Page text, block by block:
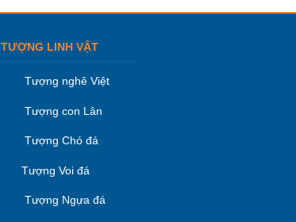
TƯỢNG LINH VẬT
Tượng nghê Việt
Tượng con Lân
Tượng Chó đá
Tượng Voi đá
Tượng Ngựa đá